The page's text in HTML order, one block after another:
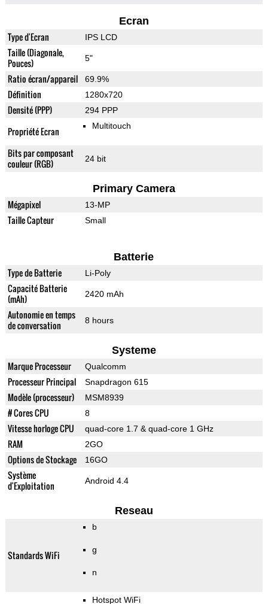
Ecran
Type d'Ecran IPS LCD
Taille (Diagonale,
Pouces)
5"
Ratio écran/appareil 69.9%
Définition 1280x720
Densité (PPP) 294 PPP
Propriété Ecran Multitouch
Bits par composant
couleur (RGB)
24 bit
Primary Camera
Mégapixel 13-MP
Taille Capteur Small
Batterie
Type de Batterie Li-Poly
Capacité Batterie
(mAh)
2420 mAh
Autonomie en temps
de conversation
8 hours
Systeme
Marque Processeur Qualcomm
Processeur Principal Snapdragon 615
Modèle (processeur) MSM8939
# Cores CPU 8
Vitesse horloge CPU quad-core 1.7 & quad-core 1 GHz
RAM 2GO
Options de Stockage 16GO
Système
d'Exploitation
Android 4.4
Reseau
Standards WiFi
b
g
n
Hotspot WiFi